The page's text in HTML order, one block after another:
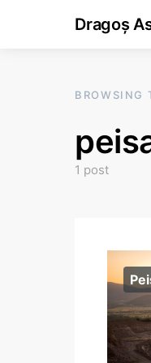
Dragoș
BROWSING
1 post